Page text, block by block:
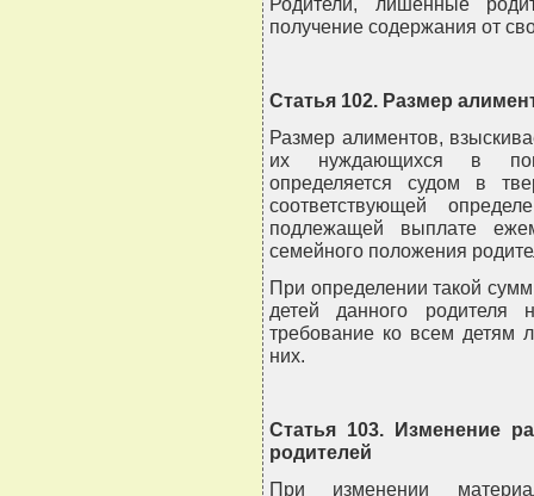
получение содержания от
Статья 102. Размер
Размер алиментов,
их нуждающихся в
определяется судом в
соответствующей
подлежащей выплате
семейного положения
При определении такой
детей данного родителя
требование ко всем детям
них.
Статья 103. Изменение
родителей
При изменении